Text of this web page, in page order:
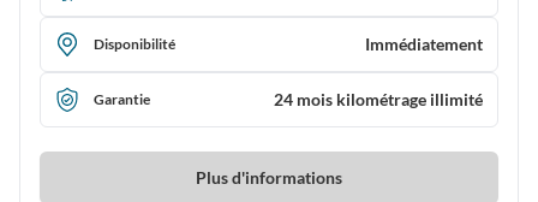
Disponibilité Immédiatement
Garantie 24 mois kilométrage illimité
Plus d'informations